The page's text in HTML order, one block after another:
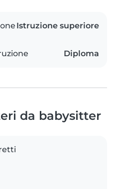
Istruzione superiore
Diploma
da babysitter